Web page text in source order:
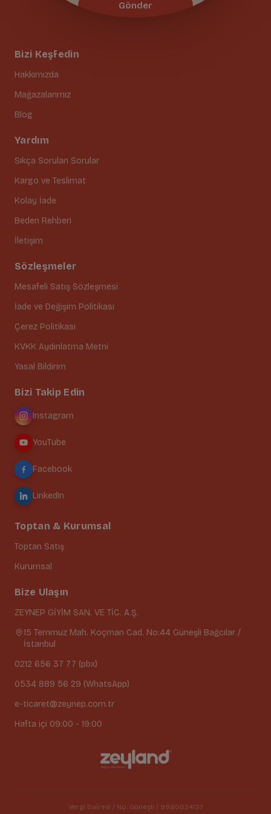
Bizi Keşfedin
Hakkımızda
Mağazalarımız
Blog
Yardım
Sıkça Sorulan Sorular
Kargo ve Teslimat
Kolay İade
Beden Rehberi
İletişim
Sözleşmeler
Mesafeli Satış Sözleşmesi
İade ve Değişim Politikası
Çerez Politikası
KVKK Aydınlatma Metni
Yasal Bildirim
Gönder
Bizi Takip Edin
Instagram
YouTube
Facebook
LinkedIn
Toptan & Kurumsal
Toptan Satış
Kurumsal
Bize Ulaşın
ZEYNEP GİYİM SAN. VE TİC. A.Ş.
15 Temmuz Mah. Koçman Cad. No:44 Güneşli Bağcılar /
İstanbul
0212 656 37 77 (pbx)
0534 889 56 29 (WhatsApp)
e-ticaret@zeynep.com.tr
Hafta içi 09:00 - 19:00
Vergi Dairesi / No: Güneşli / 9980034137